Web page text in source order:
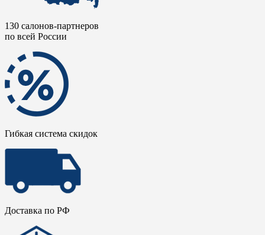
130 салонов-партнеров
по всей России
Гибкая система скидок
Доставка по РФ